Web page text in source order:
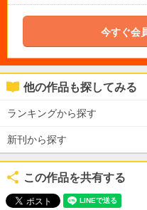
今すぐ会
他の作品も探してみる
ランキングから探す
新刊から探す
この作品を共有する